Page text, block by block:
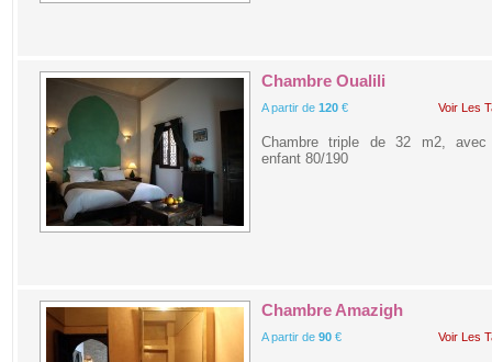
Chambre Oualili
A partir de 120 € Voir Les
Chambre triple de 32 m2,
enfant 80/190
Chambre Amazigh
A partir de 90 € Voir Les